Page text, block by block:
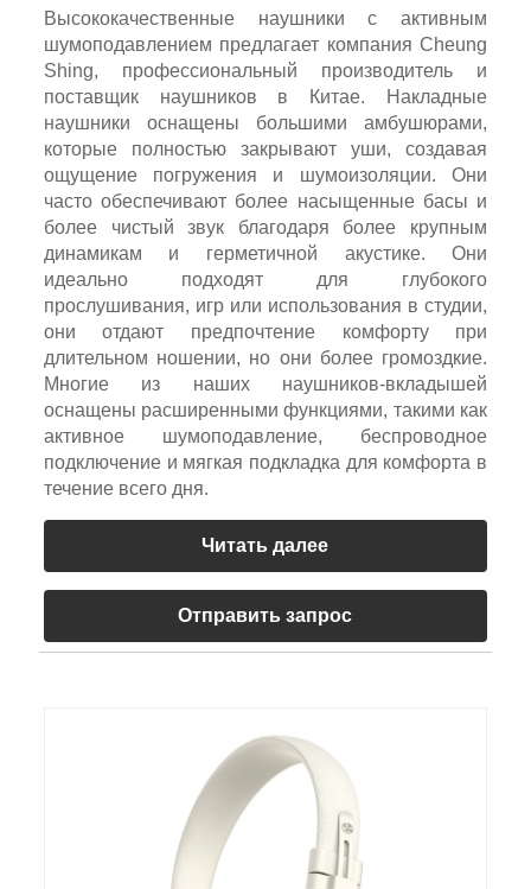
Высококачественные наушники с активным
шумоподавлением предлагает компания Cheung
Shing, профессиональный производитель и
поставщик наушников в Китае. Накладные
наушники оснащены большими амбушюрами,
которые полностью закрывают уши, создавая
ощущение погружения и шумоизоляции. Они
часто обеспечивают более насыщенные басы и
более чистый звук благодаря более крупным
динамикам и герметичной акустике. Они
идеально подходят для глубокого
прослушивания, игр или использования в студии,
они отдают предпочтение комфорту при
длительном ношении, но они более громоздкие.
Многие из наших наушников-вкладышей
оснащены расширенными функциями, такими как
активное шумоподавление, беспроводное
подключение и мягкая подкладка для комфорта в
течение всего дня.
Читать далее
Отправить запрос